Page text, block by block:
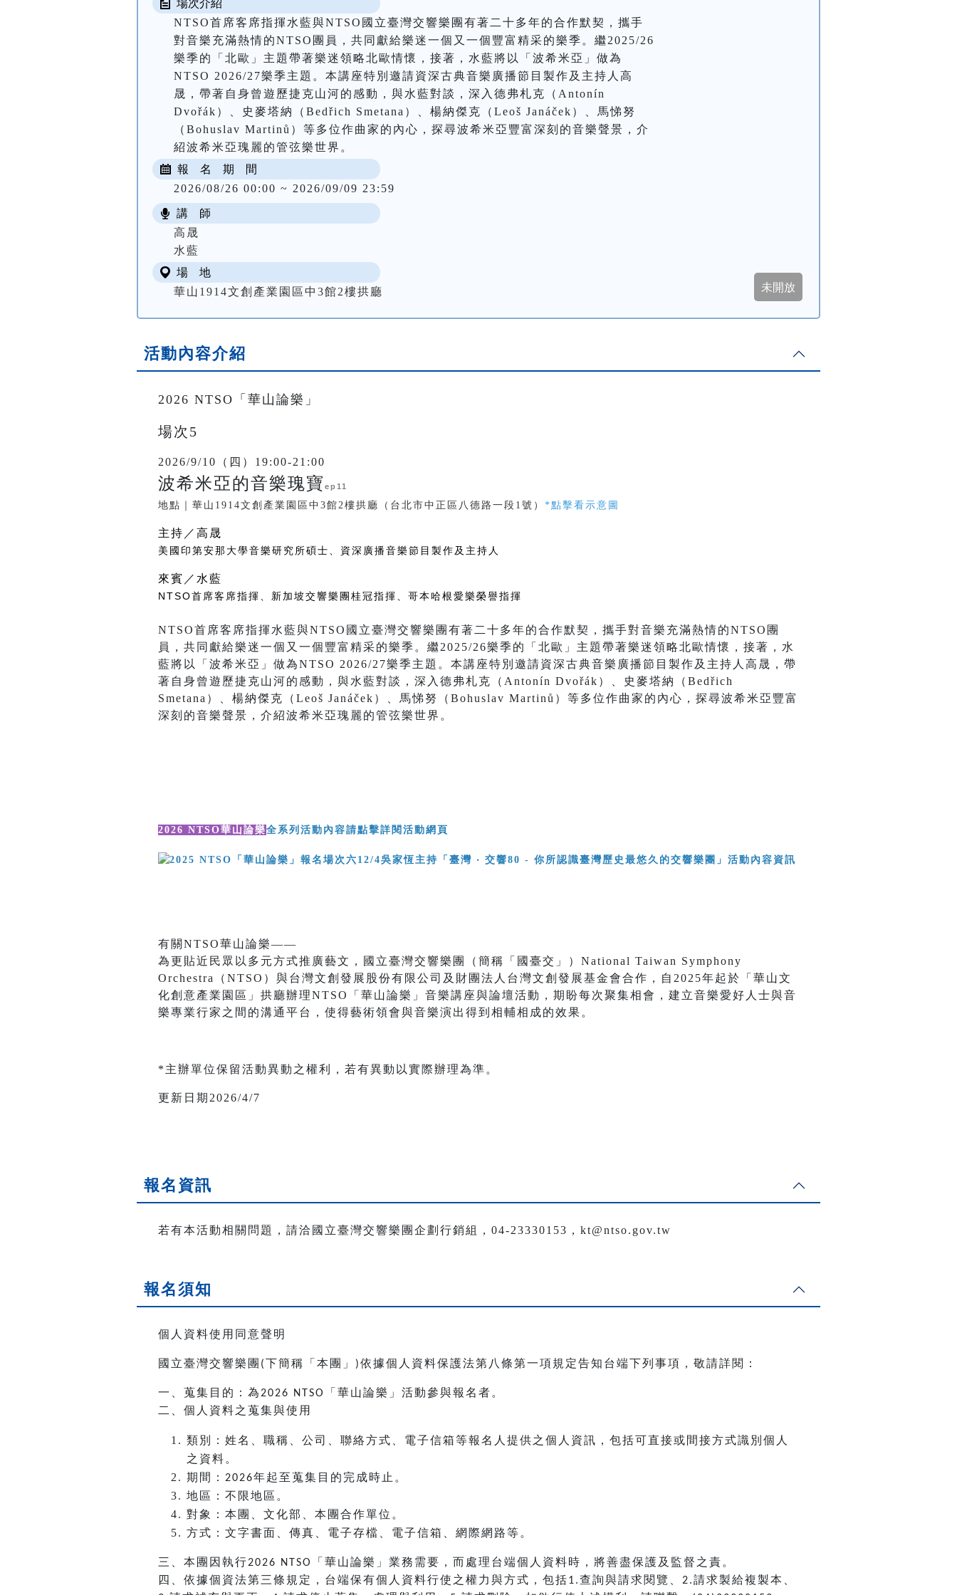
場次介紹
NTSO首席客席指揮水藍與NTSO國立臺灣交響樂團有著二十多年的合作默契，攜手
對音樂充滿熱情的NTSO團員，共同獻給樂迷一個又一個豐富精采的樂季。繼2025/26
樂季的「北歐」主題帶著樂迷領略北歐情懷，接著，水藍將以「波希米亞」做為
NTSO 2026/27樂季主題。本講座特別邀請資深古典音樂廣播節目製作及主持人高
晟，帶著自身曾遊歷捷克山河的感動，與水藍對談，深入德弗札克（Antonín
Dvořák）、史麥塔納（Bedřich Smetana）、楊納傑克（Leoš Janáček）、馬悌努
（Bohuslav Martinů）等多位作曲家的內心，探尋波希米亞豐富深刻的音樂聲景，介
紹波希米亞瑰麗的管弦樂世界。
報 名 期 間
2026/08/26 00:00 ~ 2026/09/09 23:59
講 師
高晟
水藍
場 地
華山1914文創產業園區中3館2樓拱廳
活動內容介紹
2026 NTSO「華山論樂」
場次5
2026/9/10（四）19:00-21:00
波希米亞的音樂瑰寶 ep11
地點｜華山1914文創產業園區中3館2樓拱廳（台北市中正區八德路一段1號） *點擊看示意圖
主持／高晟
美國印第安那大學音樂研究所碩士、資深廣播音樂節目製作及主持人
來賓／水藍
NTSO首席客席指揮、新加坡交響樂團桂冠指揮、哥本哈根愛樂榮譽指揮
NTSO首席客席指揮水藍與NTSO國立臺灣交響樂團有著二十多年的合作默契，攜手對音樂充滿熱情的NTSO團
員，共同獻給樂迷一個又一個豐富精采的樂季。繼2025/26樂季的「北歐」主題帶著樂迷領略北歐情懷，接著，水
藍將以「波希米亞」做為NTSO 2026/27樂季主題。本講座特別邀請資深古典音樂廣播節目製作及主持人高晟，帶
著自身曾遊歷捷克山河的感動，與水藍對談，深入德弗札克（Antonín Dvořák）、史麥塔納（Bedřich
Smetana）、楊納傑克（Leoš Janáček）、馬悌努（Bohuslav Martinů）等多位作曲家的內心，探尋波希米亞豐富
深刻的音樂聲景，介紹波希米亞瑰麗的管弦樂世界。
2026 NTSO華山論樂全系列活動內容請點擊詳閱活動網頁
有關NTSO華山論樂——
為更貼近民眾以多元方式推廣藝文，國立臺灣交響樂團（簡稱「國臺交」）National Taiwan Symphony
Orchestra（NTSO）與台灣文創發展股份有限公司及財團法人台灣文創發展基金會合作，自2025年起於「華山文
化創意產業園區」拱廳辦理NTSO「華山論樂」音樂講座與論壇活動，期盼每次聚集相會，建立音樂愛好人士與音
樂專業行家之間的溝通平台，使得藝術領會與音樂演出得到相輔相成的效果。
*主辦單位保留活動異動之權利，若有異動以實際辦理為準。
更新日期2026/4/7
報名資訊
若有本活動相關問題，請洽國立臺灣交響樂團企劃行銷組，04-23330153，kt@ntso.gov.tw
報名須知
個人資料使用同意聲明
國立臺灣交響樂團 (下簡稱「本團」 )依據個人資料保護法第八條第一項規定告知台端下列事項，敬請詳閱：
一、蒐集目的：為2026 NTSO
「華山論樂」活動參與報名者。
二、個人資料之蒐集與使用
類別：姓名、職稱、公司、聯絡方式、電子信箱等報名人提供之個人資訊，包括可直接或間接方式識別個人
之資料。
期間： 2026年起至蒐集目的完成時止。
地區：不限地區。
對象：本團、文化部、本團合作單位。
方式：文字書面、傳真、電子存檔、電子信箱、網際網路等。
三、本團因執行2026 NTSO
「華山論樂」業務需要，而處理台端個人資料時，將善盡保護及監督之責。
四、依據個資法第三條規定，台端保有個人資料行使之權力與方式，包括1.查詢與請求閱覽、 2.請求製給複製本、